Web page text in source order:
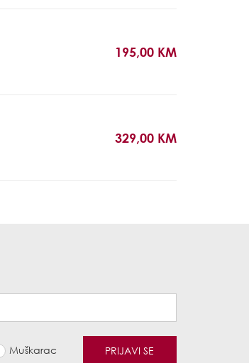
195,00 KM
329,00 KM
Muškarac PRIJAVI SE